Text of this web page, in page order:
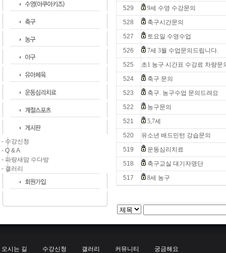
- 수강신청
- Q & A
- 파랑새맘 수다방
- 갤러리
529
9세 수영 수강문의
528
축구시간문의
527
토요일 수영수업
526
7세 3월 수업문의드립니다.
525
초1 농구 시간표 수강료 차량문
524
축구 문의
523
축구. 농구수업 문의드려요
522
농구문의
521
5,7세
520
유소년 배드민턴 강습문의
519
운동심리치료
518
축구교실 대기자명단
517
8세 농구
오시는 길 수강신청 갤러리 커뮤니티 궁금해요